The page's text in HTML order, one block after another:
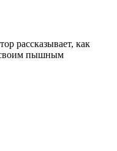
рассказывает, как
своим пышным